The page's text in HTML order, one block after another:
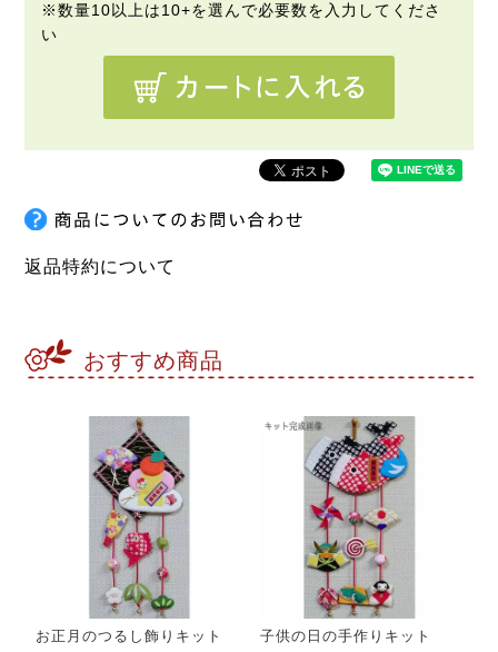
返品特約について
おすすめ商品
お正月のつるし飾りキット
子供の日の手作りキット